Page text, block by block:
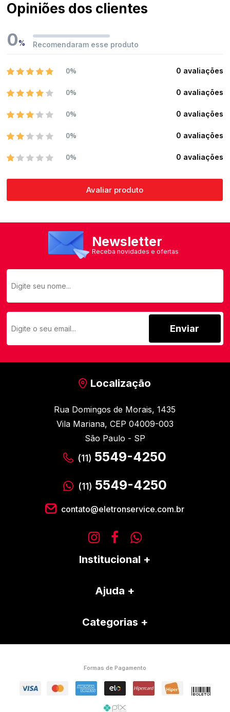
Opiniões dos clientes
0% Recomendaram esse produto
0% 0 avaliações
0% 0 avaliações
0% 0 avaliações
0% 0 avaliações
0% 0 avaliações
Avaliar produto
Newsletter
Receba novidades e ofertas
Enviar
Localização
Rua Domingos de Morais, 1435
Vila Mariana, CEP 04009-003
São Paulo - SP
(11) 5549-4250
(11) 5549-4250
contato@eletronservice.com.br
Institucional
Ajuda
Categorias
Formas de Pagamento